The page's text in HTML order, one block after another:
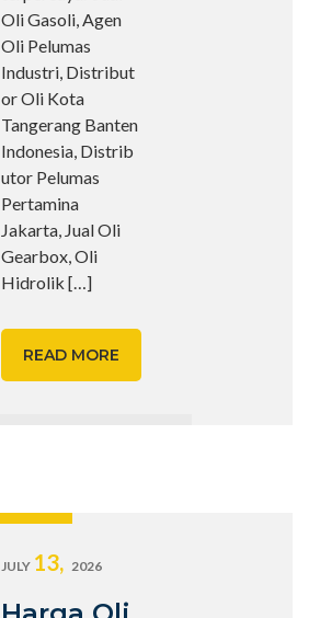
Oli Gasoli, Agen
Oli Pelumas
Industri, Distribut
or Oli Kota
Tangerang Banten
Indonesia, Distrib
utor Pelumas
Pertamina
Jakarta, Jual Oli
Gearbox, Oli
Hidrolik […]
READ MORE
JULY 13, 2026